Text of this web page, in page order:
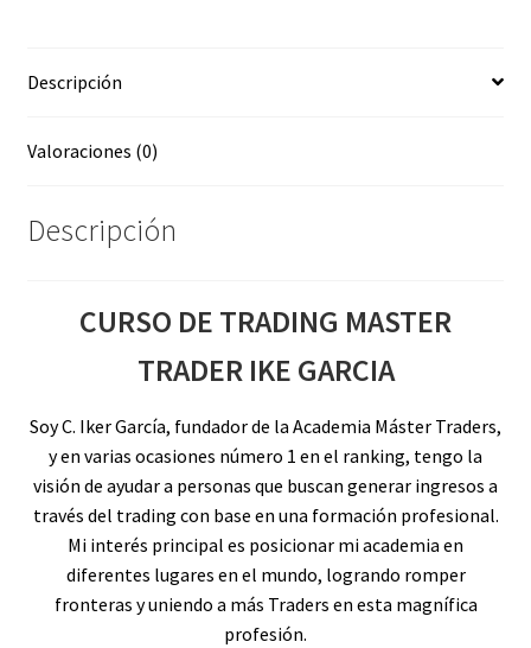
Descripción
Valoraciones (0)
Descripción
CURSO DE TRADING MASTER
TRADER IKE GARCIA
Soy C. Iker García, fundador de la Academia Máster Traders,
y en varias ocasiones número 1 en el ranking, tengo la
visión de ayudar a personas que buscan generar ingresos a
través del trading con base en una formación profesional.
Mi interés principal es posicionar mi academia en
diferentes lugares en el mundo, logrando romper
fronteras y uniendo a más Traders en esta magnífica
profesión.